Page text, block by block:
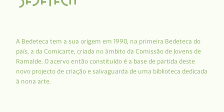
A Bedeteca tem a sua origem em 1990, na primeira Bedeteca do
país, a da Comicarte, criada no âmbito da Comissão de Jovens de
Ramalde. O acervo então constituído é a base de partida deste
novo projecto de criação e salvaguarda de uma biblioteca dedicada
à nona arte.